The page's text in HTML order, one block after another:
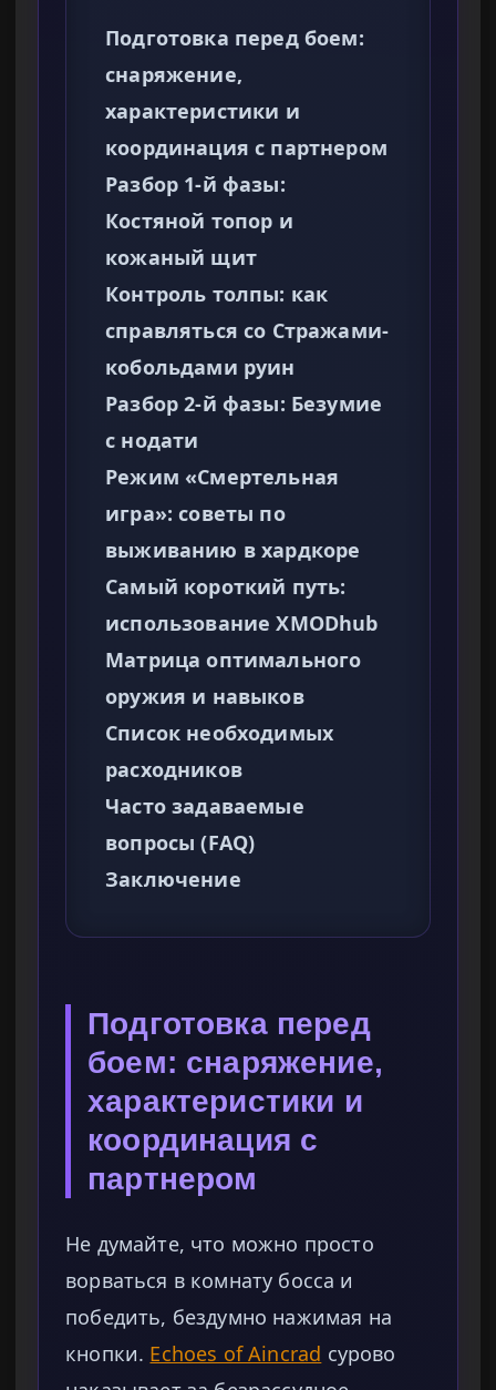
Подготовка перед боем:
снаряжение,
характеристики и
координация с партнером
Разбор 1-й фазы:
Костяной топор и
кожаный щит
Контроль толпы: как
справляться со Стражами-
кобольдами руин
Разбор 2-й фазы: Безумие
с нодати
Режим «Смертельная
игра»: советы по
выживанию в хардкоре
Самый короткий путь:
использование XMODhub
Матрица оптимального
оружия и навыков
Список необходимых
расходников
Часто задаваемые
вопросы (FAQ)
Заключение
Подготовка перед
боем: снаряжение,
характеристики и
координация с
партнером
Не думайте, что можно просто
ворваться в комнату босса и
победить, бездумно нажимая на
кнопки. Echoes of Aincrad сурово